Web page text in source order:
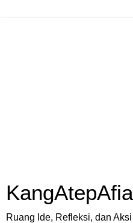
Ruang Ide, Refleksi, dan Aksi